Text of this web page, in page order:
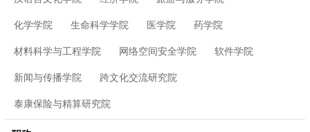
化学学院 生命科学学院 医学院 药学院
材料科学与工程学院 网络空间安全学院 软件学院
新闻与传播学院 跨文化交流研究院
泰康保险与精算研究院